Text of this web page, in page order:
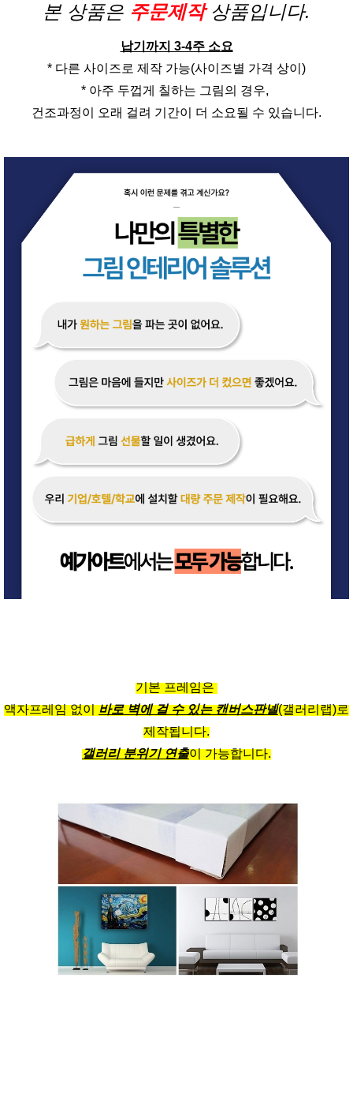
본 상품은 주문제작 상품입니다.
납기까지 3-4주 소요
* 다른 사이즈로 제작 가능(사이즈별 가격 상이)
* 아주 두껍게 칠하는 그림의 경우,
건조과정이 오래 걸려 기간이 더 소요될 수 있습니다.
기본 프레임은
액자프레임 없이 바로 벽에 걸 수 있는 캔버스판넬(갤러리랩)로
제작됩니다.
갤러리 분위기 연출이 가능합니다.